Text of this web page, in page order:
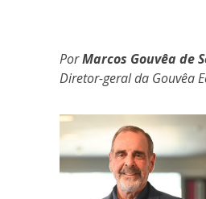
PorMarcos Gouvêa de
Diretor-geral da Gouvêa